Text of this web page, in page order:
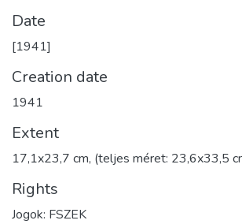
Date
[1941]
Creation date
1941
Extent
17,1x23,7 cm, (teljes méret: 23,6x33,5
Rights
Jogok: FSZEK